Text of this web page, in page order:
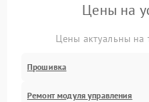
Цены на
Цены актуальны на
Прошивка
Ремонт модуля управления